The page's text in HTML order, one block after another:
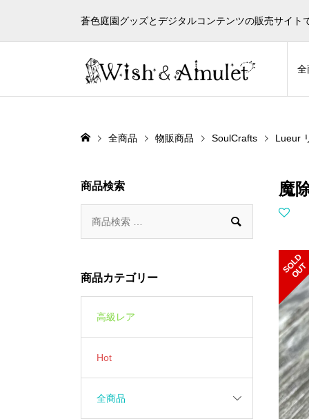
蒼色庭園グッズとデジタルコンテンツの販売サイト
全
全商品 物販商品 SoulCrafts Lueur
魔
S
O
L
D
O
U
T
商品検索

商品カテゴリー
高級レア
Hot
全商品